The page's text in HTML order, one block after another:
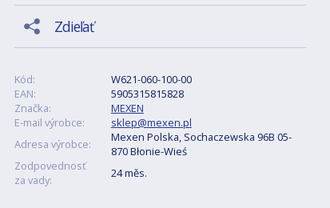
Zdieľať
Kód:
W621-060-100-00
EAN:
5905315815828
Značka:
MEXEN
E-mail výrobce:
sklep@mexen.pl
Adresa výrobce:
Mexen Polska, Sochaczewska 96B 05-
870 Błonie-Wieś
Zodpovednosť
za vady:
24 měs.